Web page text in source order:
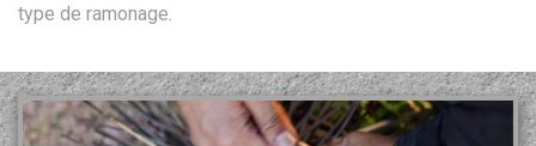
type de ramonage.